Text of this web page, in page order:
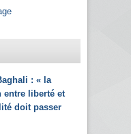
: « la
liberté et
doit passer